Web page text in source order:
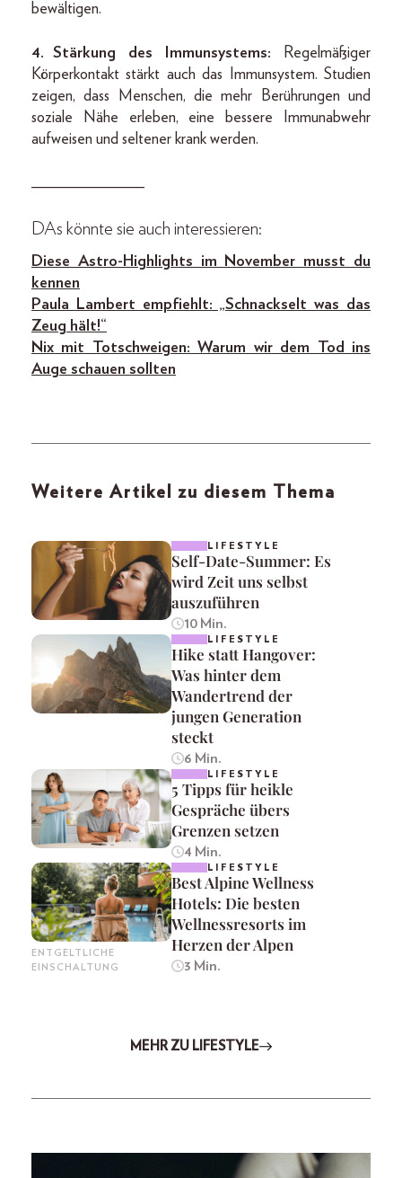
bewältigen.
4. Stärkung des Immunsystems:
Regelmäßiger
Körperkontakt stärkt auch das Immunsystem. Studien
zeigen, dass Menschen, die mehr Berührungen und
soziale Nähe erleben, eine bessere Immunabwehr
aufweisen und seltener krank werden.
______________
DAs könnte sie auch interessieren:
Diese Astro-Highlights im November musst du
kennen
Paula Lambert empfiehlt: „Schnackselt was das
Zeug hält!“
Nix mit Totschweigen: Warum wir dem Tod ins
Auge schauen sollten
Weitere Artikel zu diesem Thema
LIFESTYLE
Self-Date-Summer: Es
wird Zeit uns selbst
auszuführen
10 Min.
LIFESTYLE
Hike statt Hangover:
Was hinter dem
Wandertrend der
jungen Generation
steckt
6 Min.
LIFESTYLE
5 Tipps für heikle
Gespräche übers
Grenzen setzen
4 Min.
ENTGELTLICHE
EINSCHALTUNG
LIFESTYLE
Best Alpine Wellness
Hotels: Die besten
Wellnessresorts im
Herzen der Alpen
3 Min.
MEHR ZU LIFESTYLE